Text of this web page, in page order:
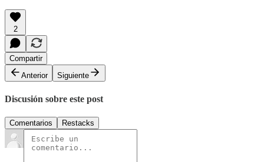
2
Compartir
Anterior
Siguiente
Discusión sobre este post
Comentarios Restacks